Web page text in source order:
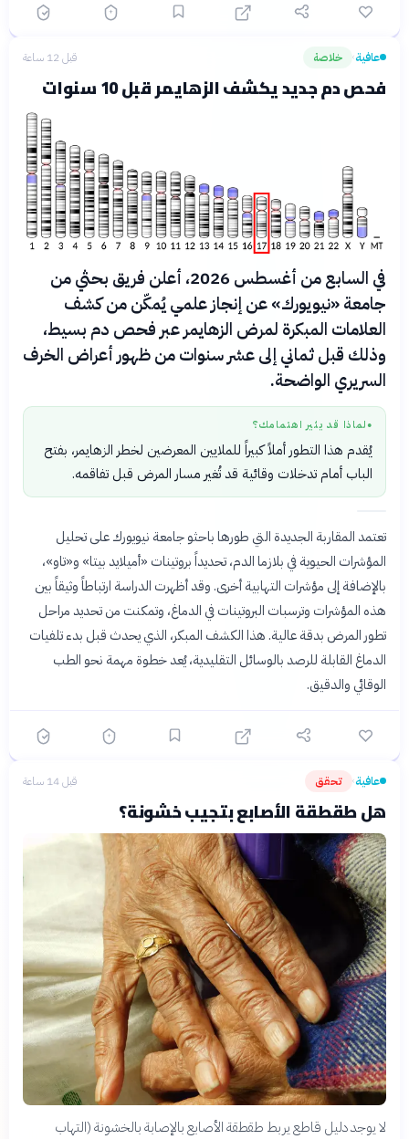
عافية› خلاصة قبل 12 ساعة
فحص دم جديد يكشف الزهايمر قبل 10 سنوات
في السابع من أغسطس 2026، أعلن فريق بحثي من
جامعة «نيويورك» عن إنجاز علمي يُمكّن من كشف
العلامات المبكرة لمرض الزهايمر عبر فحص دم بسيط،
وذلك قبل ثماني إلى عشر سنوات من ظهور أعراض الخرف
السريري الواضحة.
● لماذا قد يثير اهتمامك؟
يُقدم هذا التطور أملاً كبيراً للملايين المعرضين لخطر الزهايمر، بفتح
الباب أمام تدخلات وقائية قد تُغير مسار المرض قبل تفاقمه.
تعتمد المقاربة الجديدة التي طورها باحثو جامعة نيويورك على تحليل
المؤشرات الحيوية في بلازما الدم، تحديداً بروتينات «أميلايد بيتا» و«تاو»،
بالإضافة إلى مؤشرات التهابية أخرى. وقد أظهرت الدراسة ارتباطاً وثيقاً بين
هذه المؤشرات وترسبات البروتينات في الدماغ، وتمكنت من تحديد مراحل
تطور المرض بدقة عالية. هذا الكشف المبكر، الذي يحدث قبل بدء تلفيات
الدماغ القابلة للرصد بالوسائل التقليدية، يُعد خطوة مهمة نحو الطب
الوقائي والدقيق.
عافية› تحقق قبل 14 ساعة
هل طقطقة الأصابع بتجيب خشونة؟
لا يوجد دليل قاطع يربط طقطقة الأصابع بالإصابة بالخشونة (التهاب